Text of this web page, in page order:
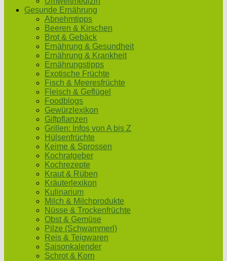
Gesunde Ernährung
Abnehmtipps
Beeren & Kirschen
Brot & Gebäck
Ernährung & Gesundheit
Ernährung & Krankheit
Ernährungstipps
Exotische Früchte
Fisch & Meeresfrüchte
Fleisch & Geflügel
Foodblogs
Gewürzlexikon
Giftpflanzen
Grillen: Infos von A bis Z
Hülsenfrüchte
Keime & Sprossen
Kochratgeber
Kochrezepte
Kraut & Rüben
Kräuterlexikon
Kulinarium
Milch & Milchprodukte
Nüsse & Trockenfrüchte
Obst & Gemüse
Pilze (Schwammerl)
Reis & Teigwaren
Saisonkalender
Schrot & Korn